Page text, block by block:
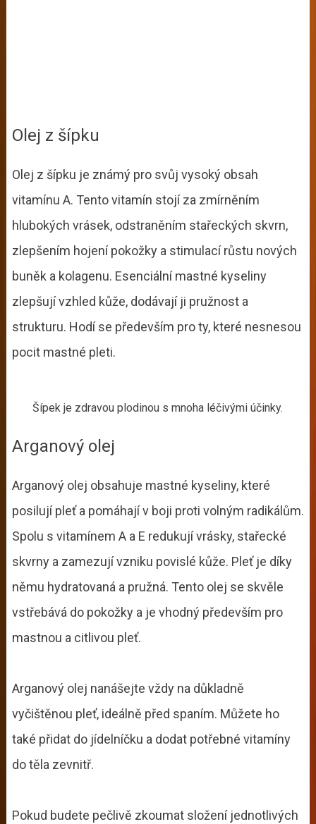
Olej z šípku
Olej z šípku je známý pro svůj vysoký obsah
vitamínu A. Tento vitamín stojí za zmírněním
hlubokých vrásek, odstraněním stařeckých skvrn,
zlepšením hojení pokožky a stimulací růstu nových
buněk a kolagenu. Esenciální mastné kyseliny
zlepšují vzhled kůže, dodávají ji pružnost a
strukturu. Hodí se především pro ty, které nesnesou
pocit mastné pleti.
Šípek je zdravou plodinou s mnoha léčivými účinky.
Arganový olej
Arganový olej obsahuje mastné kyseliny, které
posilují pleť a pomáhají v boji proti volným radikálům.
Spolu s vitamínem A a E redukují vrásky, stařecké
skvrny a zamezují vzniku povislé kůže. Pleť je díky
němu hydratovaná a pružná. Tento olej se skvěle
vstřebává do pokožky a je vhodný především pro
mastnou a citlivou pleť.
Arganový olej nanášejte vždy na důkladně
vyčištěnou pleť, ideálně před spaním. Můžete ho
také přidat do jídelníčku a dodat potřebné vitamíny
do těla zevnitř.
Pokud budete pečlivě zkoumat složení jednotlivých